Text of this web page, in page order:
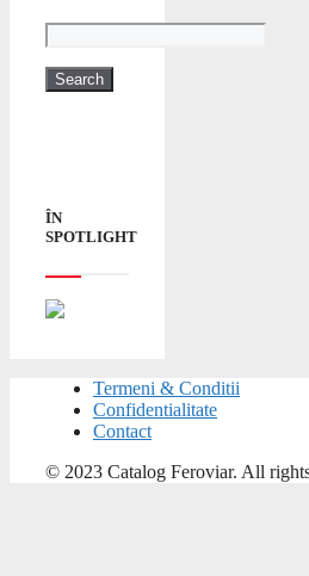
ÎN
SPOTLIGHT
Termeni & Conditii
Confidentialitate
Contact
© 2023 Catalog Feroviar. All